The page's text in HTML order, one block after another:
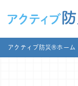
アクティブ防災と
アクティブ防災®ホーム